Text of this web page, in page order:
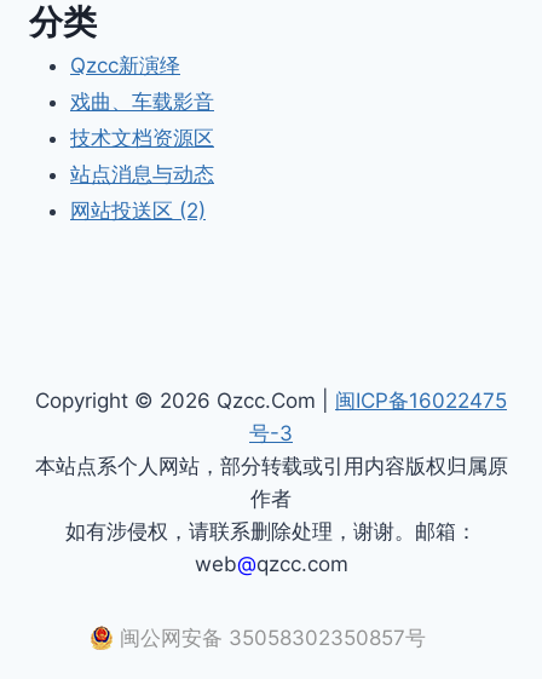
分类
Qzcc新演绎
戏曲、车载影音
技术文档资源区
站点消息与动态
网站投送区 (2)
Copyright © 2026 Qzcc.Com | 闽ICP备16022475
号-3
本站点系个人网站，部分转载或引用内容版权归属原
作者
如有涉侵权，请联系删除处理，谢谢。邮箱：
web@qzcc.com
闽公网安备 35058302350857号